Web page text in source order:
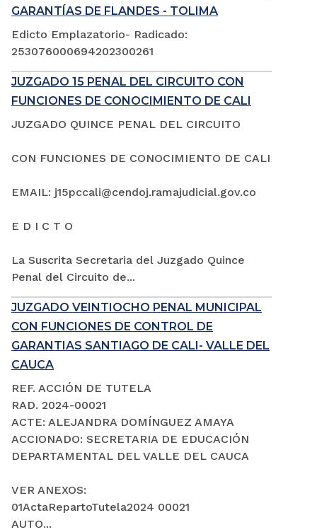
GARANTÍAS DE FLANDES - TOLIMA
Edicto Emplazatorio- Radicado:
253076000694202300261
JUZGADO 15 PENAL DEL CIRCUITO CON
FUNCIONES DE CONOCIMIENTO DE CALI
JUZGADO QUINCE PENAL DEL CIRCUITO
CON FUNCIONES DE CONOCIMIENTO DE CALI
EMAIL: j15pccali@cendoj.ramajudicial.gov.co
E D I C T O
La Suscrita Secretaria del Juzgado Quince
Penal del Circuito de...
JUZGADO VEINTIOCHO PENAL MUNICIPAL
CON FUNCIONES DE CONTROL DE
GARANTIAS SANTIAGO DE CALI- VALLE DEL
CAUCA
REF. ACCIÓN DE TUTELA
RAD. 2024-00021
ACTE: ALEJANDRA DOMÍNGUEZ AMAYA
ACCIONADO: SECRETARIA DE EDUCACIÓN
DEPARTAMENTAL DEL VALLE DEL CAUCA
VER ANEXOS:
01ActaRepartoTutela2024 00021
AUTO...